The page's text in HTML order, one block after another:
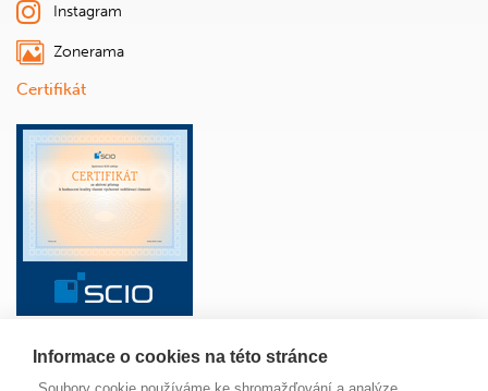
Instagram
Zonerama
Certifikát
ŠKOLA ANGLICKÝ JAZYK ŽÁCI
Informace o cookies na této stránce